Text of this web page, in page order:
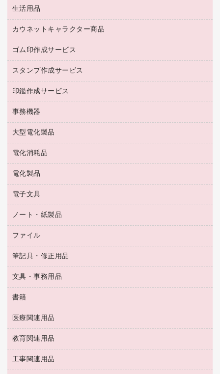
ディスプレイモニター
台車・脚立
倉庫収納用品
作業用雑貨
梱包用品
梱包用テープ
園芸用品
ペット用品
茶葉・インスタント
紅茶・バラエティ飲料
レギュラーコーヒー
ミルク・シュガー
ソフトドリンク
コーヒーメーカー・備品
インスタントコーヒー
食品
菓子
生活用品
浴室用品
台所用洗剤
掃除用品
掃除用洗剤
洗濯用品
消臭・芳香剤
殺虫剤
飲食用消耗品
ハンドソープ・石鹸
トイレ用品
トイレ用洗剤
ティッシュペーパー
ダストボックス
タオル・アメニティ用品
スリッパ・サンダル・シューズ
スポーツ・レジャー用品
ゴミ袋
キッチン用品
カウネットキャラクター商品
カウネットキャラクター商品
ゴム印作成サービス
ゴム印作成サービス
ゴム印（一行印）作成サービス
ゴム印（フリーサイズ印）作成サービス
スタンプ作成サービス
シヤチハタスタンプ作成サービス
カウネットスタンプ作成サービス
印鑑作成サービス
印鑑作成サービス
事務機器
大型シュレッダー（共配）
レーザーポインター
ラミネートフィルム
ラミネータ
タイムレコーダー
シュレッダ
ＯＨＰ用品
大型電化製品
冷蔵庫・キッチン・調理家電
テレビ・ＡＶ機器
電化消耗品
電球・蛍光灯
乾電池・充電池
フィルム・カメラ用品
デスクライト
アルバム
電化製品
掃除機・クリーナー
空調・季節家電
その他電化製品
キッチン・調理家電
ＯＡタップ／延長コード
電子文具
電卓
ラベルテープ
その他電子文具
ノート・紙製品
封筒
粘着メモ
伝票
典礼用品
帳簿
額縁
各種用紙
ルーズリーフ
ファイル
名刺整理用品
板目表紙・綴込表紙
背幅が伸びるファイル
統一伝票用ファイル
収納保存用品
レターファイル
リングファイル
筆記具・修正用品
万年筆
筆ペン
消しゴム
修正液・修正ペン
修正テープ
鉛筆
文具・事務用品
輪ゴム
両面テープ
名札
保管・整理用品
壁面／足元収納
書籍
パソコンソフト
医療関連用品
保健用品
使い捨て手袋
感染症対策用品
教育関連用品
教育関連用品
工事関連用品